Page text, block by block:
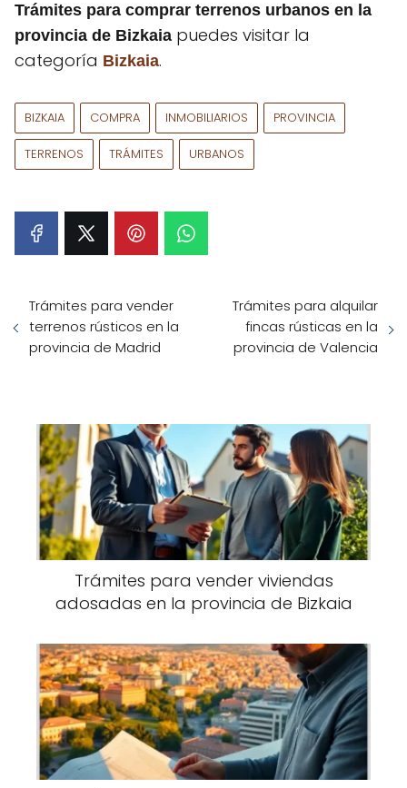
Trámites para comprar terrenos urbanos en la
provincia de Bizkaia puedes visitar la
categoría Bizkaia.
BIZKAIA COMPRA INMOBILIARIOS PROVINCIA
TERRENOS TRÁMITES URBANOS
Trámites para vender
terrenos rústicos en la
provincia de Madrid
Trámites para alquilar
fincas rústicas en la
provincia de Valencia
Trámites para vender viviendas
adosadas en la provincia de Bizkaia